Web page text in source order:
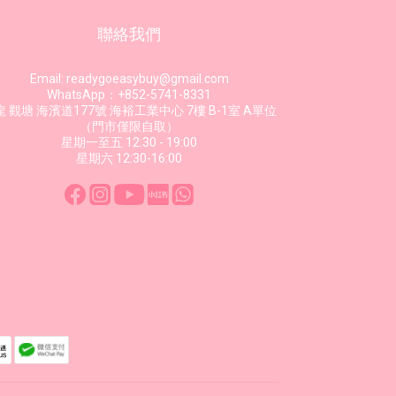
聯絡我們
Email: readygoeasybuy@gmail.com
WhatsApp：+852-5741-8331
觀塘 海濱道177號 海裕工業中心 7樓 B-1室 A單位
（門市僅限自取）
星期一至五 12:30 - 19:00
星期六 12:30-16:00